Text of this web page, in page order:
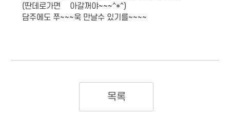
(딴데로가면 쫒아갈꺼야~~~^*^)
담주에도 쭈~~~욱 만날수 있기를~~~~
목록